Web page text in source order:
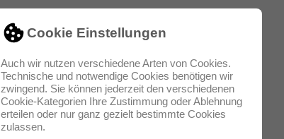
Cookie Einstellungen
Auch wir nutzen verschiedene Arten von Cookies.
Technische und notwendige Cookies benötigen wir
zwingend. Sie können jederzeit den verschiedenen
Cookie-Kategorien Ihre Zustimmung oder Ablehnung
erteilen oder nur ganz gezielt bestimmte Cookies
zulassen.